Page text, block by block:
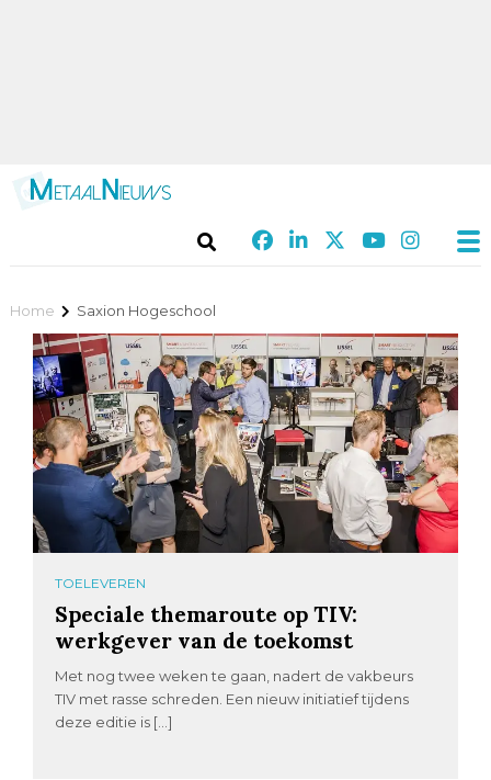
Home Saxion Hogeschool
TOELEVEREN
Speciale themaroute op TIV:
werkgever van de toekomst
Met nog twee weken te gaan, nadert de vakbeurs
TIV met rasse schreden. Een nieuw initiatief tijdens
deze editie is […]